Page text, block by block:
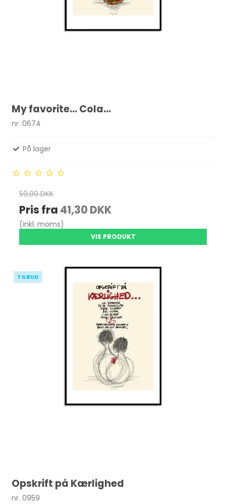
My favorite... Cola...
nr. 0674
På lager
59,00 DKK
Pris fra 41,30 DKK
(inkl. moms)
VIS PRODUKT
TILBUD
Opskrift på Kærlighed
nr. 0959